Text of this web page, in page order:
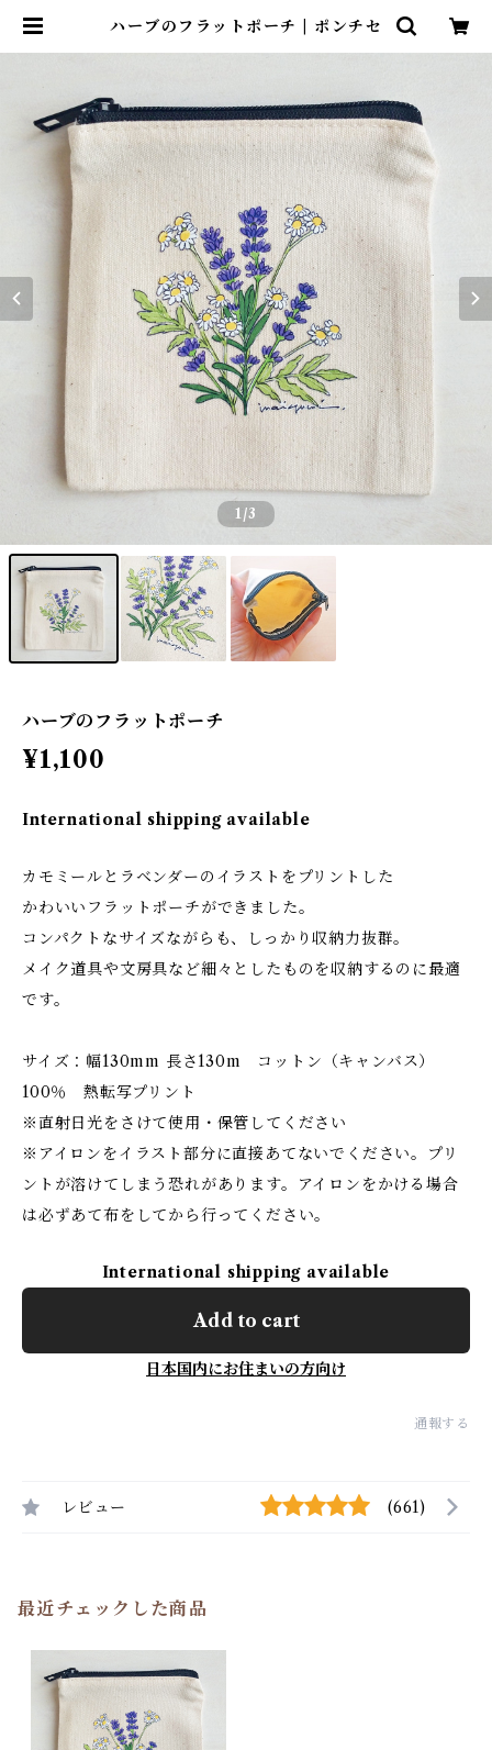
ハーブのフラットポーチ | ポンチセ
1/3
ハーブのフラットポーチ
¥1,100
International shipping available
カモミールとラベンダーのイラストをプリントした
かわいいフラットポーチができました。
コンパクトなサイズながらも、しっかり収納力抜群。
メイク道具や文房具など細々としたものを収納するのに最適
です。
サイズ：幅130mm 長さ130m コットン（キャンバス）
100％ 熱転写プリント
※直射日光をさけて使用・保管してください
※アイロンをイラスト部分に直接あてないでください。プリ
ントが溶けてしまう恐れがあります。アイロンをかける場合
は必ずあて布をしてから行ってください。
International shipping available
Add to cart
日本国内にお住まいの方向け
通報する
レビュー (661)
最近チェックした商品